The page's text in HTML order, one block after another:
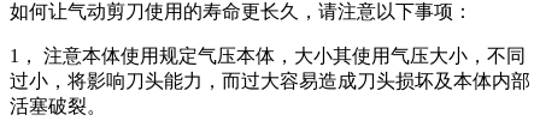
如何让气动剪刀使用的寿命更长久，请注意以下事项：
1， 注意本体使用规定气压本体，大小其使用气压大小，不同
过小，将影响刀头能力，而过大容易造成刀头损坏及本体内部
活塞破裂。